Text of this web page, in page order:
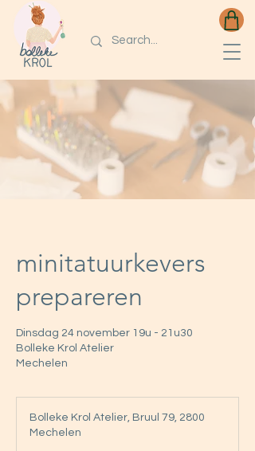
minitatuurkevers
prepareren
Dinsdag 24 november 19u - 21u30
Bolleke Krol Atelier
Mechelen
Bolleke Krol Atelier, Bruul 79, 2800
Mechelen